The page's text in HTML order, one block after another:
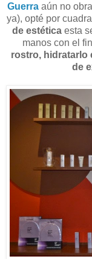
Guerra aún no
ya), opté por
de estética esta
manos con el
rostro, hidratarlo
de